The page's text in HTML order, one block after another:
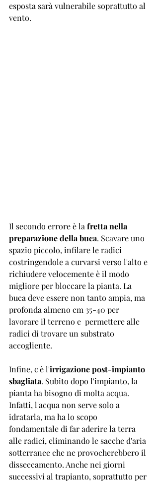
esposta sarà vulnerabile soprattutto al
vento.
Il secondo errore è la fretta nella
preparazione della buca. Scavare uno
spazio piccolo, infilare le radici
costringendole a curvarsi verso l'alto e
richiudere velocemente è il modo
migliore per bloccare la pianta. La
buca deve essere non tanto ampia, ma
profonda almeno cm 35-40 per
lavorare il terreno e  permettere alle
radici di trovare un substrato
accogliente.
Infine, c'è l'irrigazione post-impianto
sbagliata. Subito dopo l'impianto, la
pianta ha bisogno di molta acqua.
Infatti, l'acqua non serve solo a
idratarla, ma ha lo scopo
fondamentale di far aderire la terra
alle radici, eliminando le sacche d'aria
sotterranee che ne provocherebbero il
disseccamento. Anche nei giorni
successivi al trapianto, soprattutto per